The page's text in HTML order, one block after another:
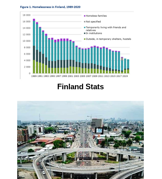
Finland Stats